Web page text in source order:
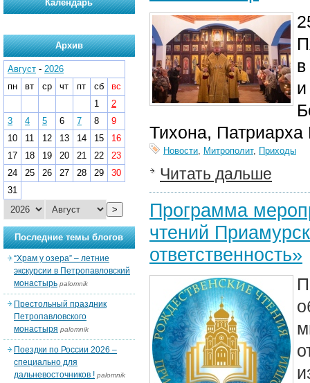
Тихона, Патриарха
Новости, Митрополит, Приходы
Читать дальше
Программа
чтений
ответственность»
Календарь
Архив
Август - 2026
пн
вт ср чт пт сб
вс
1
2
3
4 5 6 7 8
9
10
11 12 13 14 15
16
17
18 19 20 21 22
23
24
25 26 27 28 29
30
31
>
Последние темы блогов
“Храм у озера” – летние
экскурсии в Петропавловский
монастырь palomnik
Престольный праздник
Петропавловского
монастыря palomnik
Поездки по России 2026 –
специально для
дальневосточников ! palomnik